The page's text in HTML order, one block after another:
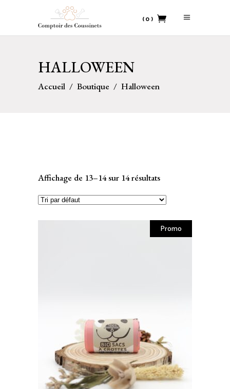
(0)
HALLOWEEN
Accueil / Boutique / Halloween
Affichage de 13–14 sur 14 résultats
Promo